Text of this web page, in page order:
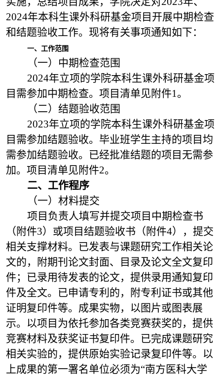
2024年本科生课外科研基金项目开展中期检查
和结题验收工作。现将有关事项通知如下：
一、工作范围
（一）中期检查范围
2024年立项的学院本科生课外科研基金项
目需参加中期检查。项目清单见附件1。
（二）结题验收范围
2023年立项的学院本科生课外科研基金项
目需参加结题验收。毕业班学生主持的项目均
需参加结题验收。已经批准结题的项目无需参
加。项目清单见附件2。
二、工作程序
（一）材料提交
项目负责人填写并提交项目中期检查书
（附件3）或项目结题验收书（附件4），提交
相关支撑材料。已发表与课题研究工作相关论
文的，附期刊论文封面、目录及论文全文复印
件；已录用待发表的论文，提供录用通知复印
件及全文。已申请专利的，附专利证书或其他
证明复印件等。成果实物，以图片或图表展
示。以项目为依托参加各类竞赛获奖的，提供
竞赛材料及获奖证书复印件。已完成课题研究
相关实验的，提供原始实验记录复印件等。以
上成果的第一署名单位必须为“南方医科大学